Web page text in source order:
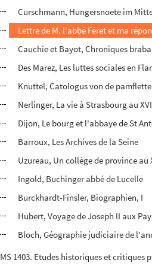
Curschmann, Hungersnoete im
Lettre de M. l'abbé Féret et ma
Cauchie et Bayot, Chroniques
Des Marez, Les luttes sociales en
Knuttel, Catologus von de
Nerlinger, La vie à Strasbourg au
Dijon, Le bourg et l'abbaye de St
Barroux, Les Archives de la Seine
Uzureau, Un collège de province au
Ingold, Buchinger abbé de Lucelle
Burckhardt-Finsler, Biographien, I
Hubert, Voyage de Joseph II aux
Bloch, Géographie judiciaire de
MS 1403. Etudes historiques et